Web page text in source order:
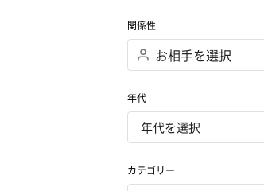
関係性
年代
カテゴリー